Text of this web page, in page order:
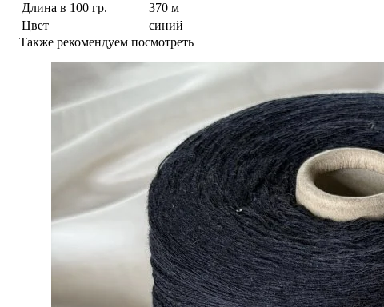
Длина в 100 гр.
370 м
Цвет
синий
Также рекомендуем посмотреть